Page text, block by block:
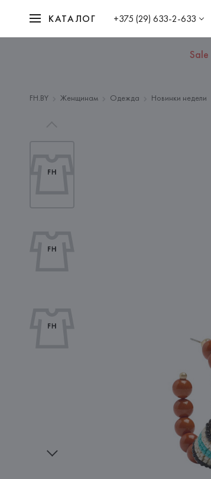
КАТАЛОГ +375 (29) 633-2-633
Sale
FH.BY Женщинам Одежда Новинки недели